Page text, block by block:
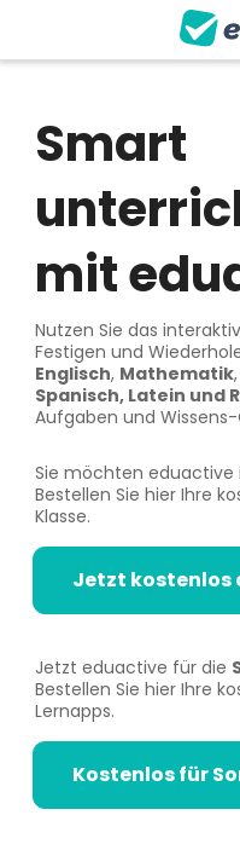
Smart
mit
Nutzen Sie das
Festigen und
Englisch, Mathematik,
Spanisch, Latein und
Aufgaben und
Sie möchten eduactive
Bestellen Sie hier Ihre
Klasse.
Jetzt kostenlos
Jetzt eduactive für die
Bestellen Sie hier Ihre
Lernapps.
Kostenlos für